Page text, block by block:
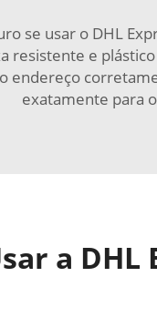
se usar o DHL
resistente e
exatamente para
a